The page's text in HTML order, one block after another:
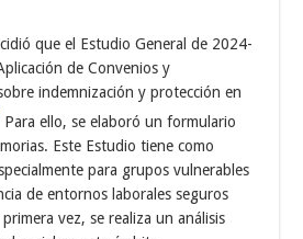
que el Estudio General de 2024-
de Convenios y
indemnización y protección en
Para ello, se elaboró un formulario
Este Estudio tiene como
para grupos vulnerables
de entornos laborales seguros
vez, se realiza un análisis